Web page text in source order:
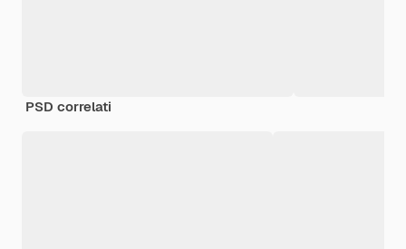
PSD correlati